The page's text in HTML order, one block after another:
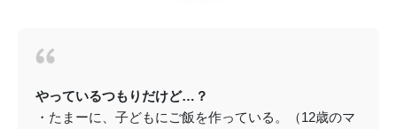
やっているつもりだけど…？
・たまーに、子どもにご飯を作っている。（12歳のマ